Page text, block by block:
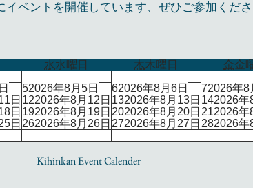
イベントを開催しています、ぜひご参加くださ
水水曜日 木木曜日 金金
52026年8月5日 62026年8月6日 72026年8
日 122026年8月12日 132026年8月13日 142026年
日 192026年8月19日 202026年8月20日 212026年
日 262026年8月26日 272026年8月27日 282026年
Kihinkan Event Calender